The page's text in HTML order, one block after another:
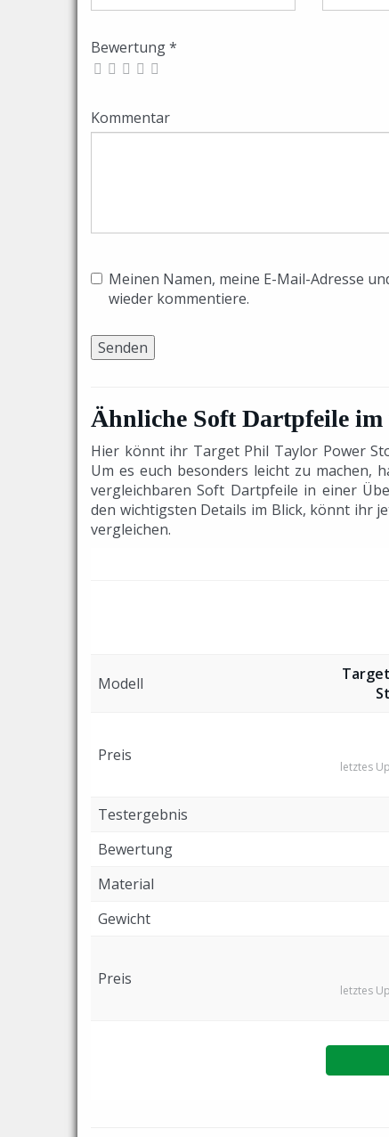
Bewertung *
Kommentar
Meinen Namen, meine E-Mail-Adresse
wieder kommentiere.
Ähnliche Soft Dartpfeile im
Hier könnt ihr Target Phil Taylor Power
Um es euch besonders leicht zu machen,
vergleichbaren Soft Dartpfeile in einer
den wichtigsten Details im Blick, könnt ihr
vergleichen.
Modell
Preis
letztes
Testergebnis
Bewertung
Material
Gewicht
Preis
letztes